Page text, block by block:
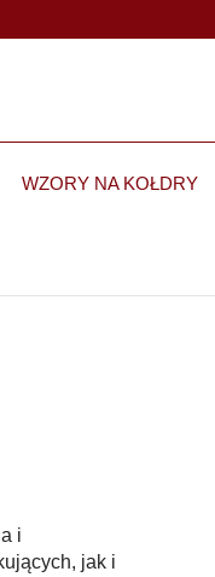
WZORY NA KOŁDRY
i
jak i